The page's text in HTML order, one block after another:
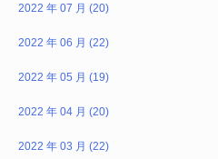
2022 年 07 月 (20)
2022 年 06 月 (22)
2022 年 05 月 (19)
2022 年 04 月 (20)
2022 年 03 月 (22)